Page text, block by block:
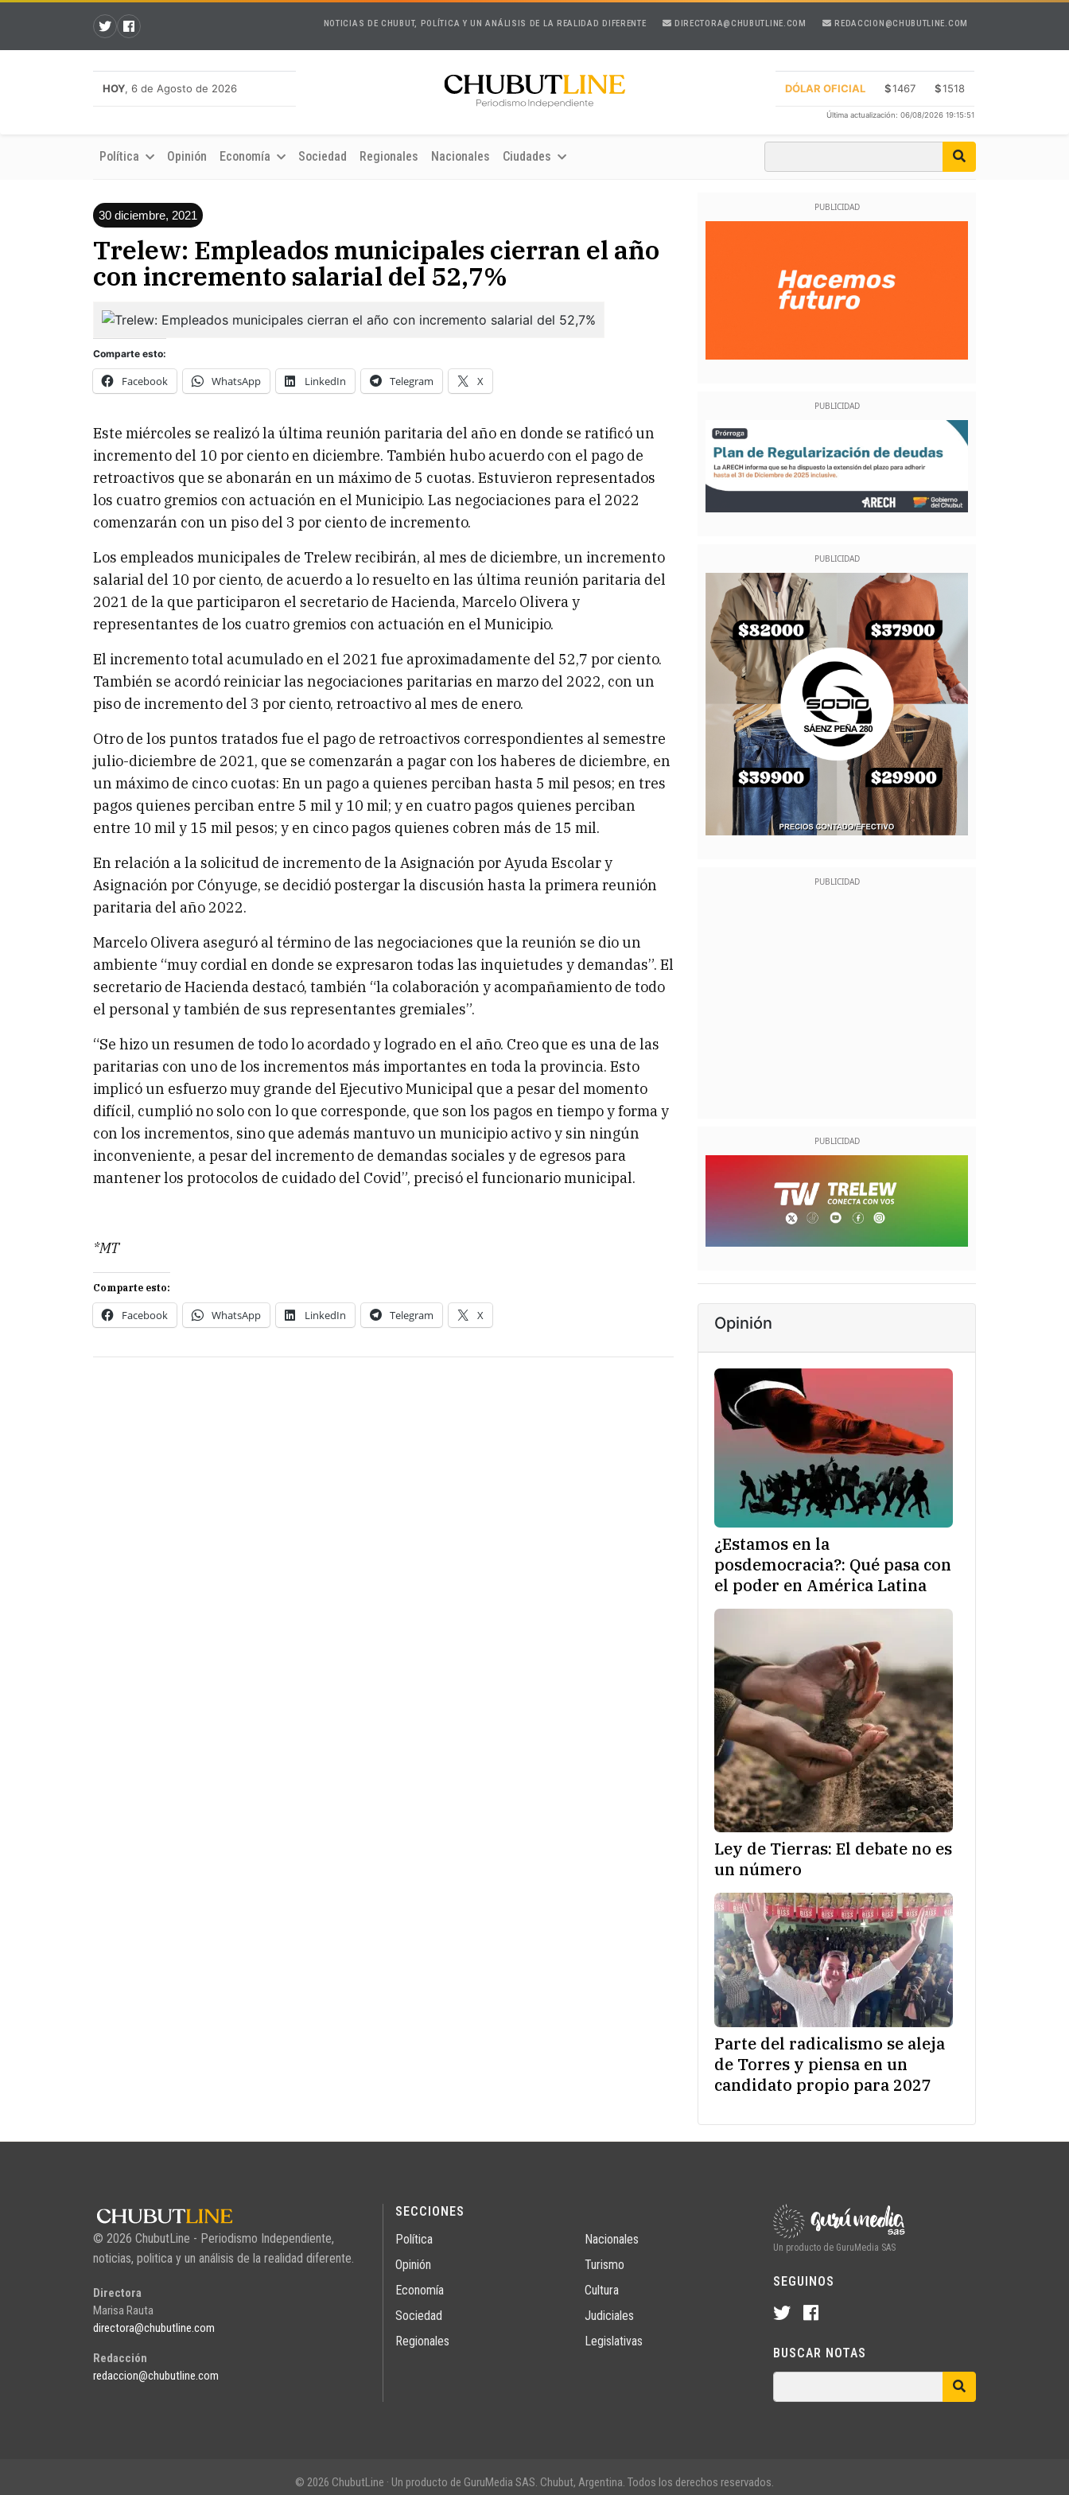
NOTICIAS DE CHUBUT, POLÍTICA Y UN ANÁLISIS DE LA REALIDAD DIFERENTE DIRECTORA@CHUBUTLINE.COM REDACCION@CHUBUTLINE.COM
HOY, 6 de Agosto de 2026 DÓLAR OFICIAL $1467 $1518
Última actualización: 06/08/2026 19:15:51
Política Opinión Economía Sociedad Regionales Nacionales Ciudades
30 diciembre, 2021
Trelew: Empleados municipales cierran el año
con incremento salarial del 52,7%
Comparte esto:
Facebook WhatsApp LinkedIn Telegram X
Este miércoles se realizó la última reunión paritaria del año en donde se ratificó un
incremento del 10 por ciento en diciembre. También hubo acuerdo con el pago de
retroactivos que se abonarán en un máximo de 5 cuotas. Estuvieron representados
los cuatro gremios con actuación en el Municipio. Las negociaciones para el 2022
comenzarán con un piso del 3 por ciento de incremento.
Los empleados municipales de Trelew recibirán, al mes de diciembre, un incremento
salarial del 10 por ciento, de acuerdo a lo resuelto en las última reunión paritaria del
2021 de la que participaron el secretario de Hacienda, Marcelo Olivera y
representantes de los cuatro gremios con actuación en el Municipio.
El incremento total acumulado en el 2021 fue aproximadamente del 52,7 por ciento.
También se acordó reiniciar las negociaciones paritarias en marzo del 2022, con un
piso de incremento del 3 por ciento, retroactivo al mes de enero.
Otro de los puntos tratados fue el pago de retroactivos correspondientes al semestre
julio-diciembre de 2021, que se comenzarán a pagar con los haberes de diciembre, en
un máximo de cinco cuotas: En un pago a quienes perciban hasta 5 mil pesos; en tres
pagos quienes perciban entre 5 mil y 10 mil; y en cuatro pagos quienes perciban
entre 10 mil y 15 mil pesos; y en cinco pagos quienes cobren más de 15 mil.
En relación a la solicitud de incremento de la Asignación por Ayuda Escolar y
Asignación por Cónyuge, se decidió postergar la discusión hasta la primera reunión
paritaria del año 2022.
Marcelo Olivera aseguró al término de las negociaciones que la reunión se dio un
ambiente “muy cordial en donde se expresaron todas las inquietudes y demandas”. El
secretario de Hacienda destacó, también “la colaboración y acompañamiento de todo
el personal y también de sus representantes gremiales”.
“Se hizo un resumen de todo lo acordado y logrado en el año. Creo que es una de las
paritarias con uno de los incrementos más importantes en toda la provincia. Esto
implicó un esfuerzo muy grande del Ejecutivo Municipal que a pesar del momento
difícil, cumplió no solo con lo que corresponde, que son los pagos en tiempo y forma y
con los incrementos, sino que además mantuvo un municipio activo y sin ningún
inconveniente, a pesar del incremento de demandas sociales y de egresos para
mantener los protocolos de cuidado del Covid”, precisó el funcionario municipal.
*MT
Comparte esto:
Facebook WhatsApp LinkedIn Telegram X Opinión
¿Estamos en la
posdemocracia?: Qué pasa con
el poder en América Latina
Ley de Tierras: El debate no es
un número
Parte del radicalismo se aleja
de Torres y piensa en un
candidato propio para 2027
© 2026 ChubutLine - Periodismo Independiente,
noticias, politica y un análisis de la realidad diferente.
Directora
Marisa Rauta
directora@chubutline.com
Redacción
redaccion@chubutline.com
SECCIONES
Política
Opinión
Economía
Sociedad
Regionales
Nacionales
Turismo
Cultura
Judiciales
Legislativas
Un producto de GuruMedia SAS
SEGUINOS
BUSCAR NOTAS
© 2026 ChubutLine · Un producto de GuruMedia SAS. Chubut, Argentina. Todos los derechos reservados.